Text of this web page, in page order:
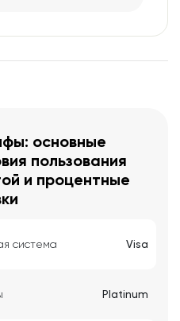
основные
пользования
и процентные
система Visa
Platinum